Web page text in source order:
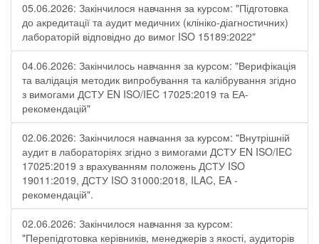
05.06.2026: Закінчилося навчання за курсом: "Підготовка
до акредитації та аудит медичних (клініко-діагностичних)
лабораторій відповідно до вимог ISO 15189:2022"
04.06.2026: Закінчилось навчання за курсом: "Верифікація
та валідація методик випробування та калібрування згідно
з вимогами ДСТУ EN ISO/IEC 17025:2019 та ЕА-
рекомендацій"
02.06.2026: Закінчилося навчання за курсом: "Внутрішній
аудит в лабораторіях згідно з вимогами ДСТУ EN ISO/IEC
17025:2019 з врахуванням положень ДСТУ ISO
19011:2019, ДСТУ ISO 31000:2018, ILAC, EA -
рекомендацій".
02.06.2026: Закінчилося навчання за курсом:
"Перепідготовка керівників, менеджерів з якості, аудиторів